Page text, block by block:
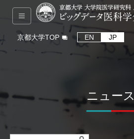
京都大学TOP EN JP
ニュース